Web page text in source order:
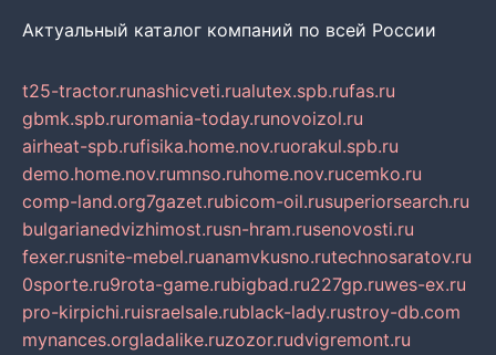
Актуальный каталог компаний по всей России
t25-tractor.runashicveti.rualutex.spb.rufas.ru
gbmk.spb.ruromania-today.runovoizol.ru
airheat-spb.rufisika.home.nov.ruorakul.spb.ru
demo.home.nov.rumnso.ruhome.nov.rucemko.ru
comp-land.org7gazet.rubicom-oil.rusuperiorsearch.ru
bulgarianedvizhimost.rusn-hram.rusenovosti.ru
fexer.rusnite-mebel.ruanamvkusno.rutechnosaratov.ru
0sporte.ru9rota-game.rubigbad.ru227gp.ruwes-ex.ru
pro-kirpichi.ruisraelsale.rublack-lady.rustroy-db.com
mynances.orgladalike.ruzozor.rudvigremont.ru